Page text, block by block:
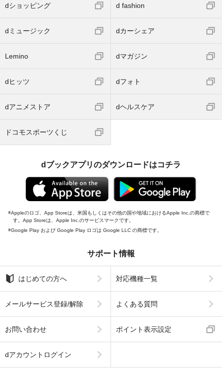
dショッピング d fashion
dミュージック dカーシェア
Lemino dマガジン
dヒッツ dフォト
dアニメストア dヘルスケア
ドコモスポーツくじ
dブックアプリのダウンロードはコチラ
Appleのロゴ、App Storeは、米国もしくはその他の国や地域におけるApple Inc.の商標で
す。App Storeは、Apple Inc.のサービスマークです。
Google Play および Google Play ロゴは Google LLC の商標です。
サポート情報
はじめての方へ 対応機種一覧
メールサービス登録/解除 よくある質問
お問い合わせ ポイント表示設定
dアカウントログイン